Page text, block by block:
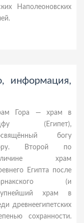
Наполеоновских
информация,
Гора — храм в
(Египет),
богу
Второй по
храм
Египта после
(и
храм в
древнеегипетских
сохранности.